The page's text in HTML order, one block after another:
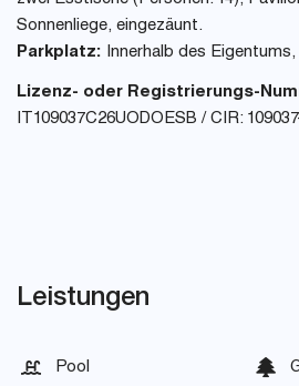
Sonnenliege, eingezäunt.
Parkplatz: Innerhalb des
Lizenz- oder Registrierungs-
IT109037C26UODOESB / CIR:
Leistungen
Pool